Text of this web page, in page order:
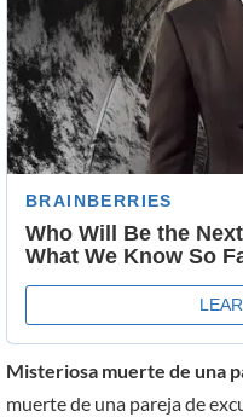
Misteriosa muerte de una
muerte de una pareja de